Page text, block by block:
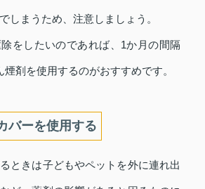
しまうため、注意しましょう。
をしたいのであれば、1か月の間隔
煙剤を使用するのがおすすめです。
バーを使用する
ときは子どもやペットを外に連れ出